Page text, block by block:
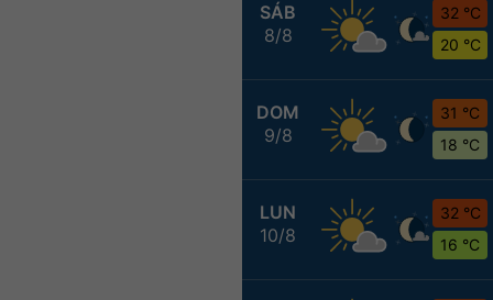
SÁB
8/8
32 °C
20 °C
DOM
9/8
31 °C
18 °C
LUN
10/8
32 °C
16 °C